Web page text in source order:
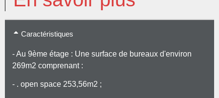
Caractéristiques
- Au 9ème étage : Une surface de bureaux d'environ
269m2 comprenant :
- . open space 253,56m2 ;